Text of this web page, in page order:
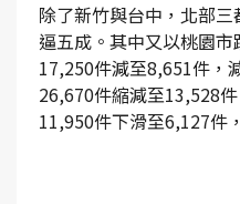
除了新竹與台中，北部
逼五成。其中又以桃園
17,250件減至8,651件，
26,670件縮減至13,528
11,950件下滑至6,127件